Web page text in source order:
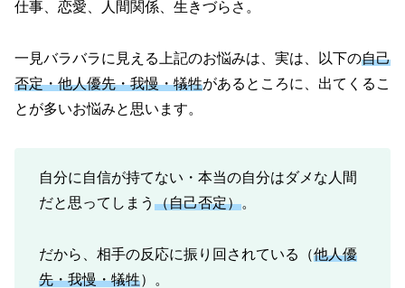
仕事、恋愛、人間関係、生きづらさ。
一見バラバラに見える上記のお悩みは、実は、以下の自己
否定・他人優先・我慢・犠牲があるところに、出てくるこ
とが多いお悩みと思います。
自分に自信が持てない・本当の自分はダメな人間
だと思ってしまう （自己否定）。
だから、相手の反応に振り回されている（他人優
先・我慢・犠牲）。